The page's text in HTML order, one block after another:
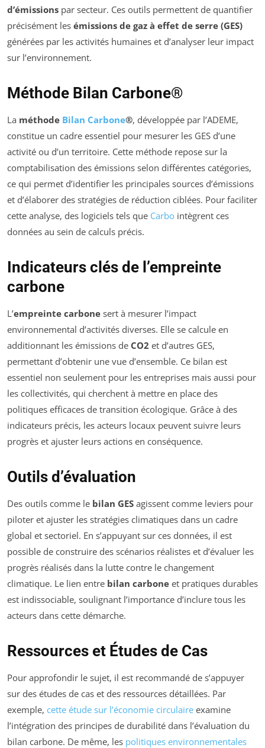
d’émissions par secteur. Ces outils permettent de quantifier
précisément les émissions de gaz à effet de serre (GES)
générées par les activités humaines et d’analyser leur impact
sur l’environnement.
Méthode Bilan Carbone®
La méthode Bilan Carbone®, développée par l’ADEME,
constitue un cadre essentiel pour mesurer les GES d’une
activité ou d’un territoire. Cette méthode repose sur la
comptabilisation des émissions selon différentes catégories,
ce qui permet d’identifier les principales sources d’émissions
et d’élaborer des stratégies de réduction ciblées. Pour faciliter
cette analyse, des logiciels tels que Carbo intègrent ces
données au sein de calculs précis.
Indicateurs clés de l’empreinte
carbone
L’empreinte carbone sert à mesurer l’impact
environnemental d’activités diverses. Elle se calcule en
additionnant les émissions de CO2 et d’autres GES,
permettant d’obtenir une vue d’ensemble. Ce bilan est
essentiel non seulement pour les entreprises mais aussi pour
les collectivités, qui cherchent à mettre en place des
politiques efficaces de transition écologique. Grâce à des
indicateurs précis, les acteurs locaux peuvent suivre leurs
progrès et ajuster leurs actions en conséquence.
Outils d’évaluation
Des outils comme le bilan GES agissent comme leviers pour
piloter et ajuster les stratégies climatiques dans un cadre
global et sectoriel. En s’appuyant sur ces données, il est
possible de construire des scénarios réalistes et d’évaluer les
progrès réalisés dans la lutte contre le changement
climatique. Le lien entre bilan carbone et pratiques durables
est indissociable, soulignant l’importance d’inclure tous les
acteurs dans cette démarche.
Ressources et Études de Cas
Pour approfondir le sujet, il est recommandé de s’appuyer
sur des études de cas et des ressources détaillées. Par
exemple, cette étude sur l’économie circulaire examine
l’intégration des principes de durabilité dans l’évaluation du
bilan carbone. De même, les politiques environnementales